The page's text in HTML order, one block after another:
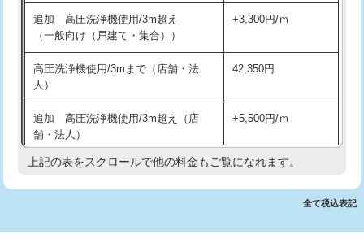
※給水管工事は20mmまでの価格です。
持込商品取付（浄水器・分岐水栓） 16,500円
業）
排水管工事（追加 排水管工事/3ｍ超
え）
マス交換（土の掘削・埋め戻し作業） 11,000円~
追加 高圧洗浄機使用/3m超え
（一般向け（戸建て・集合））
+3,300円/ｍ
高圧洗浄機使用/3mまで（店舗・法
人）
42,350円
追加 高圧洗浄機使用/3m超え（店
舗・法人）
+5,500円/ｍ
高度高圧洗浄換 現地調査
トーラー機使用/3mまで 33,000円
上記の表をスクロールで他の料金もご覧になれます。
全て税込表記